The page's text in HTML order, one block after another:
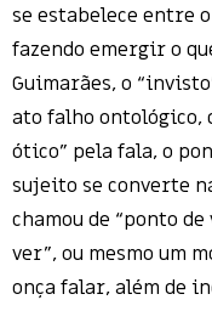
se estabelece entre
fazendo emergir o
Guimarães, o
ato falho ontológico,
ótico” pela fala, o
sujeito se converte
chamou de “ponto
ver”, ou mesmo um
onça falar, além de